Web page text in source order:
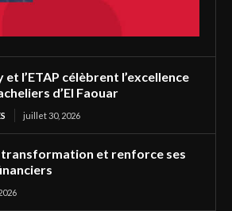
l’ETAP célèbrent l’excellence
d’El Faouar
juillet 30, 2026
transformation et renforce ses